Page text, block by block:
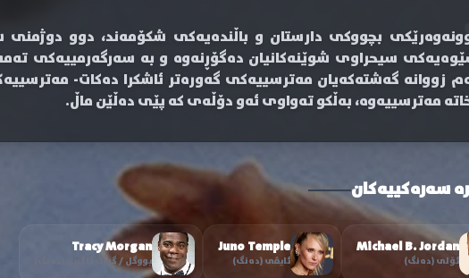
بچووکی دارستان و باڵندەیەکی شکۆمەند، دوو
سیحراوی شوێنەکانیان دەگۆڕنەوە و بە سەرگەرمییەکی
زووانە گەشتەکەیان مەترسییەکی گەورەتر ئاشکرا دەکات-
مەترسییەوە، بەڵکو تەواوی ئەو دۆڵەی کە پێی دەڵێن ماڵ.
سەرەکییەکان
Michael B. Jordan
ئۆلی (دەنگ)
Juno Temple
ئایڤی (دەنگ)
Tracy Morgan
بووگل / گورگ ئاگرین (دەنگ)